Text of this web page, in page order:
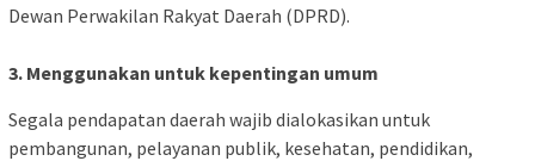
Dewan Perwakilan Rakyat Daerah (DPRD).
3. Menggunakan untuk kepentingan umum
Segala pendapatan daerah wajib dialokasikan untuk
pembangunan, pelayanan publik, kesehatan, pendidikan,